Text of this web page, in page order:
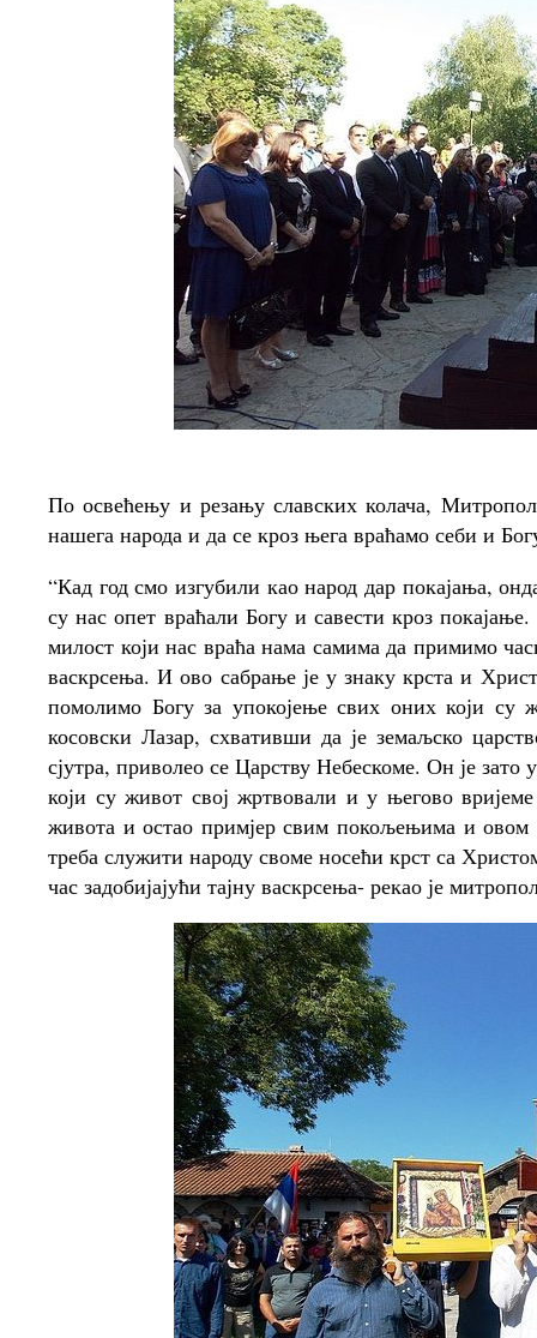
По освећењу и резању славских колача,
нашега народа и да се кроз њега враћамо себи и
“Кад год смо изгубили као народ дар покајања,
су нас опет враћали Богу и савести кроз
милост који нас враћа нама самима да примимо
васкрсења. И ово сабрање је у знаку крста и
помолимо Богу за упокојење свих оних који су
косовски Лазар, схвативши да је земаљско
сјутра, приволео се Царству Небескоме. Он је
који су живот свој жртвовали и у његово
живота и остао примјер свим покољењима и
треба служити народу своме носећи крст са
час задобијајући тајну васкрсења- рекао је